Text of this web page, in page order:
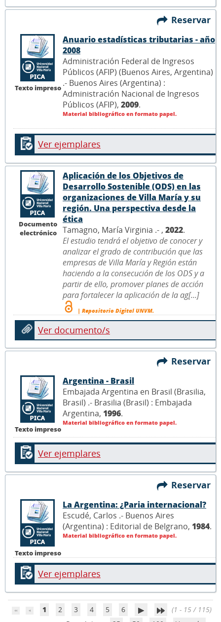
Reservar
Texto impreso
Anuario estadísticas tributarias - año
2008
Administración Federal de Ingresos
Públicos (AFIP) (Buenos Aires, Argentina)
.- Buenos Aires (Argentina) :
Administración Nacional de Ingresos
Públicos (AFIP), 2009.
Material bibliográfico en formato papel.
Ver ejemplares
Documento
electrónico
Aplicación de los Objetivos de
Desarrollo Sostenible (ODS) en las
organizaciones de Villa María y su
región. Una perspectiva desde la
ética
Tamagno, María Virginia .- , 2022.
El estudio tendrá el objetivo de conocer y
analizar el grado de contribución que las
empresas de Villa María y Región están
haciendo a la consecución de los ODS y a
partir de ello, promover planes de acción
para fortalecer la aplicación de la ag[...]
| Repositorio Digital UNVM.
Ver documento/s
Reservar
Texto impreso
Argentina - Brasil
Embajada Argentina en Brasil (Brasilia,
Brasil) .- Brasilia (Brasil) : Embajada
Argentina, 1996.
Material bibliográfico en formato papel.
Ver ejemplares
Reservar
Texto impreso
La Argentina: ¿Paria internacional?
Escudé, Carlos .- Buenos Aires
(Argentina) : Editorial de Belgrano, 1984.
Material bibliográfico en formato papel.
Ver ejemplares
1 2 3 4 5 6
(1 - 15 / 115)